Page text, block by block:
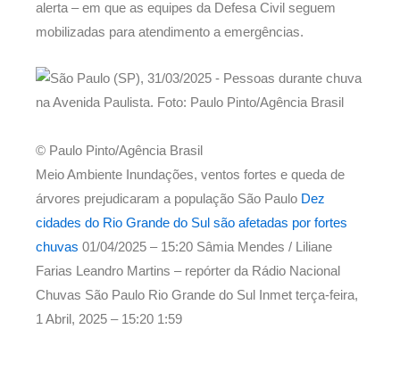
alerta – em que as equipes da Defesa Civil seguem
mobilizadas para atendimento a emergências.
© Paulo Pinto/Agência Brasil
Meio Ambiente Inundações, ventos fortes e queda de
árvores prejudicaram a população São Paulo Dez
cidades do Rio Grande do Sul são afetadas por fortes
chuvas 01/04/2025 – 15:20 Sâmia Mendes / Liliane
Farias Leandro Martins – repórter da Rádio Nacional
Chuvas São Paulo Rio Grande do Sul Inmet terça-feira,
1 Abril, 2025 – 15:20 1:59